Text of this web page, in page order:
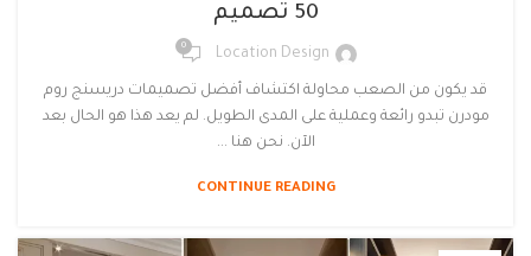
50 تصميم
Location Design
0
قد يكون من الصعب محاولة اكتشاف أفضل تصميمات دريسنج روم
مودرن تبدو رائعة وعملية على المدى الطويل. لم يعد هذا هو الحال بعد
الآن. نحن هنا ...
CONTINUE READING